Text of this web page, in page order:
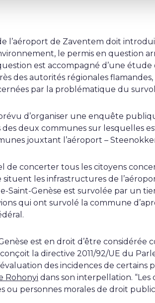
l’aéroport de Zaventem doit
le permis en question
est accompagné d’une
des autorités régionales
par la problématique du
d’organiser une enquête
deux communes sur lesquelles
jouxtant l’aéroport –
de concerter tous les citoyens
situent les infrastructures de
Saint-Genèse est survolée par un
qui ont survolé la commune
est en droit d’être considérée
la directive 2011/92/UE du
des incidences de certains
Rohonyi dans son interpellation. “Les
ou personnes morales de droit